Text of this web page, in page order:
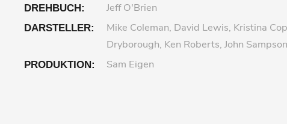
DREHBUCH: Jeff O'Brien
DARSTELLER:
Mike Coleman, David Lewis, Kristina
Dryborough, Ken Roberts, John
PRODUKTION: Sam Eigen